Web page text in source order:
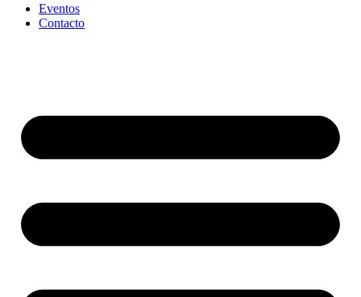
Eventos
Contacto